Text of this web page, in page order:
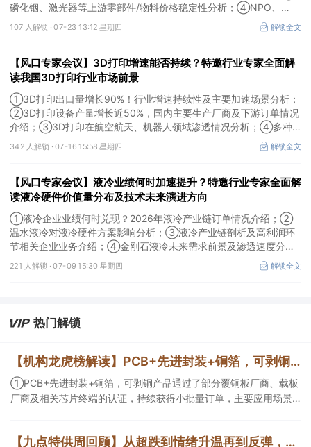
磷化铟、激光器等上游零部件/物料价格稳定性分析；④NPO、
3.2T光模块研发进展介绍。本场风口专家会议将于7月23日（周四）
16:30举行，特邀行业专家全面解读光芯片最新供需情况及产业链竞
107 人解锁 ·07-23 13:12 星期四 解锁全文
【风口专家会议】3D打印增速能否持续？特邀行业专家全面解
读我国3D打印行业市场前景
①3D打印出口量增长90%！行业增速持续性及主要加速场景分析；
②3D打印设备产量增长近50%，国内主要生产厂商及下游订单情况
介绍；③3D打印在航空航天、机器人领域渗透情况分析；④多种
技术路线及所需产业链供需情况剖析。本场风口专家会议将于7月16
日（周四）20:00举行，特邀行业专家全面解读我国3D打印行业市
342 人解锁 ·07-16 15:58 星期四 解锁全文
【风口专家会议】液冷业绩何时加速提升？特邀行业专家全面解
读液冷硬件价值量分布及技术未来演进方向
①液冷企业业绩何时兑现？2026年液冷产业链订单情况介绍；②
温水液冷对液冷硬件方案影响分析；③液冷产业链剖析及高利润环
节相关企业业务介绍；④金刚石液冷未来需求前景及渗透速度分
析。本场风口专家会议将于7月9日（周四）19:30举行，特邀行业专
家全面解读液冷硬件价值量分布及技术未来演进方向。
221 人解锁 ·07-09 15:30 星期四 解锁全文
热门解锁
【机构龙虎榜解读】PCB+先进封装+铜箔，可剥铜产品通过了部分覆铜板厂商、载板厂商及相关芯片终端的认证，持续获得小批量订单，主要应用场景包括芯片封装光模块用PCB，机构大额净买入这家公司
①PCB+先进封装+铜箔，可剥铜产品通过了部分覆铜板厂商、载板
厂商及相关芯片终端的认证，持续获得小批量订单，主要应用场景
等方面具有丰富经验，具备承接细胞与基因治疗产品商业化受托生【九点特供周回顾】从超跌到情绪升温再到反弹，栏目梳理AI应用题材逻辑，AI教育人气公司解读后获4连板